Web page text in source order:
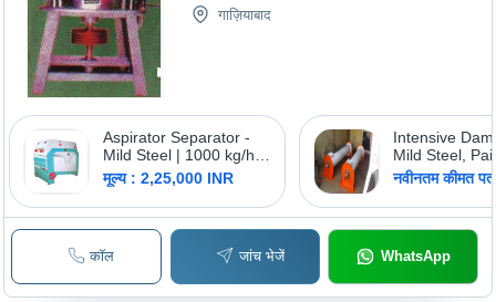
गाज़ियाबाद
Aspirator Separator -
Mild Steel | 1000 kg/hr
Capacity, 1200 x 1000 x
1500 mm Dimensions,
3 HP Power, User-
Friendly Design,
मूल्य : 2,25,000 INR
Intensive
Mild Steel,
| 4 Kw Power,
Operation,
Voltage, 50-
नवीनतम कीमत
कॉल जांच भेजें WhatsApp